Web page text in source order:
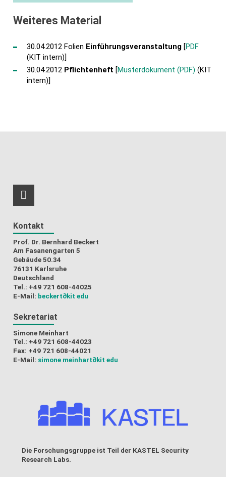
Weiteres Material
30.04.2012 Folien Einführungsveranstaltung [PDF
(KIT intern)]
30.04.2012 Pflichtenheft [Musterdokument (PDF) (KIT
intern)]
RSS-Feed
Kontakt
Prof. Dr. Bernhard Beckert
Am Fasanengarten 5
Gebäude 50.34
76131 Karlsruhe
Deutschland
Tel.: +49 721 608-44025
E-Mail: beckert∂kit edu
Sekretariat
Simone Meinhart
Tel.: +49 721 608-44023
Fax: +49 721 608-44021
E-Mail: simone meinhart∂kit edu
Die Forschungsgruppe ist Teil der KASTEL Security
Research Labs.